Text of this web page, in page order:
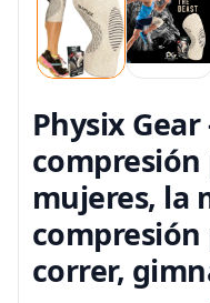
Physix
compresión
mujeres, la
compresión
correr,